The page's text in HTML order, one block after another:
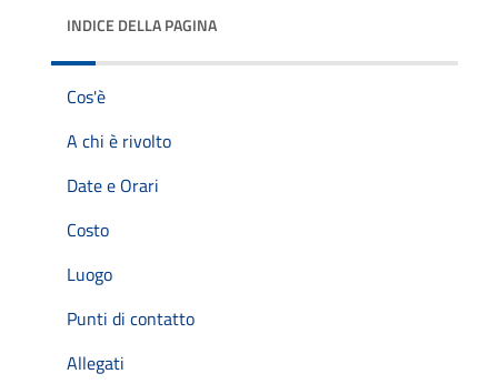
INDICE DELLA PAGINA
Cos'è
A chi è rivolto
Date e Orari
Costo
Luogo
Punti di contatto
Allegati